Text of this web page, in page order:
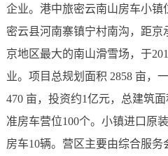
企业。港中旅密云南山房车小镇
密云县河南寨镇宁村南沟，距京
京地区最大的南山滑雪场，于
业。项目总规划面积 2858 亩，
470 亩，投资约1亿元，总建筑
准房车营位100个。小镇进口原
房车10辆。营区主要由综合服